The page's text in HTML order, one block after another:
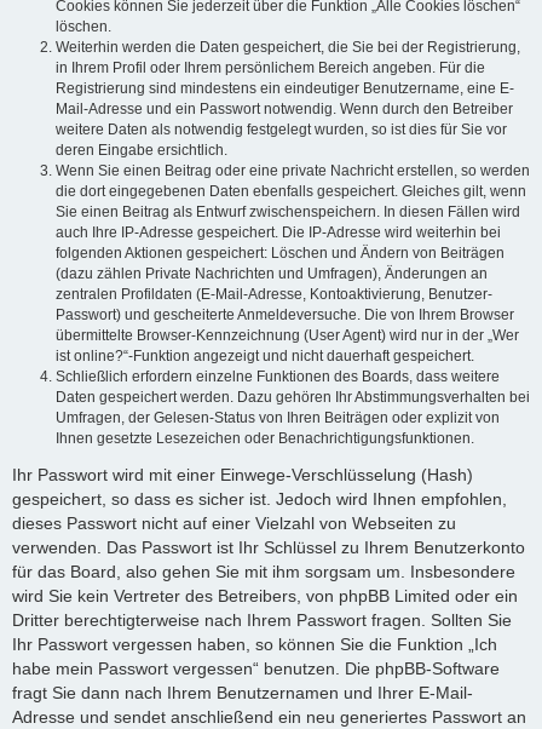
Cookies können Sie jederzeit über die Funktion „Alle Cookies löschen“
löschen.
Weiterhin werden die Daten gespeichert, die Sie bei der Registrierung,
in Ihrem Profil oder Ihrem persönlichem Bereich angeben. Für die
Registrierung sind mindestens ein eindeutiger Benutzername, eine E-
Mail-Adresse und ein Passwort notwendig. Wenn durch den Betreiber
weitere Daten als notwendig festgelegt wurden, so ist dies für Sie vor
deren Eingabe ersichtlich.
Wenn Sie einen Beitrag oder eine private Nachricht erstellen, so werden
die dort eingegebenen Daten ebenfalls gespeichert. Gleiches gilt, wenn
Sie einen Beitrag als Entwurf zwischenspeichern. In diesen Fällen wird
auch Ihre IP-Adresse gespeichert. Die IP-Adresse wird weiterhin bei
folgenden Aktionen gespeichert: Löschen und Ändern von Beiträgen
(dazu zählen Private Nachrichten und Umfragen), Änderungen an
zentralen Profildaten (E-Mail-Adresse, Kontoaktivierung, Benutzer-
Passwort) und gescheiterte Anmeldeversuche. Die von Ihrem Browser
übermittelte Browser-Kennzeichnung (User Agent) wird nur in der „Wer
ist online?“-Funktion angezeigt und nicht dauerhaft gespeichert.
Schließlich erfordern einzelne Funktionen des Boards, dass weitere
Daten gespeichert werden. Dazu gehören Ihr Abstimmungsverhalten bei
Umfragen, der Gelesen-Status von Ihren Beiträgen oder explizit von
Ihnen gesetzte Lesezeichen oder Benachrichtigungsfunktionen.
Ihr Passwort wird mit einer Einwege-Verschlüsselung (Hash)
gespeichert, so dass es sicher ist. Jedoch wird Ihnen empfohlen,
dieses Passwort nicht auf einer Vielzahl von Webseiten zu
verwenden. Das Passwort ist Ihr Schlüssel zu Ihrem Benutzerkonto
für das Board, also gehen Sie mit ihm sorgsam um. Insbesondere
wird Sie kein Vertreter des Betreibers, von phpBB Limited oder ein
Dritter berechtigterweise nach Ihrem Passwort fragen. Sollten Sie
Ihr Passwort vergessen haben, so können Sie die Funktion „Ich
habe mein Passwort vergessen“ benutzen. Die phpBB-Software
fragt Sie dann nach Ihrem Benutzernamen und Ihrer E-Mail-
Adresse und sendet anschließend ein neu generiertes Passwort an